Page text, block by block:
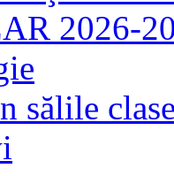
2026-
sălile